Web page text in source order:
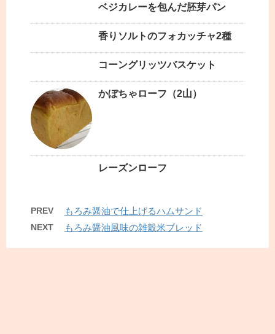
ベジカレーを包んだ胚芽パン
香りソルトのフォカッチャ2種
コーングリッツバスケット
かぼちゃローフ（2山）
レーズンローフ
PREV もろみ醤油で仕上げるハムサンド
NEXT もろみ醤油風味の雑穀米ブレッド